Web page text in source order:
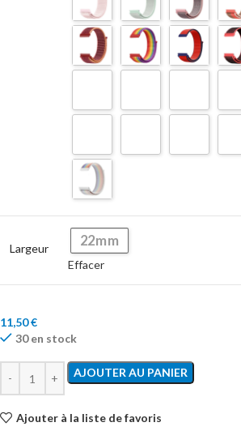
Largeur 22mm
Effacer
11,50€
30 en stock
AJOUTER AU PANIER
Ajouter à la liste de favoris